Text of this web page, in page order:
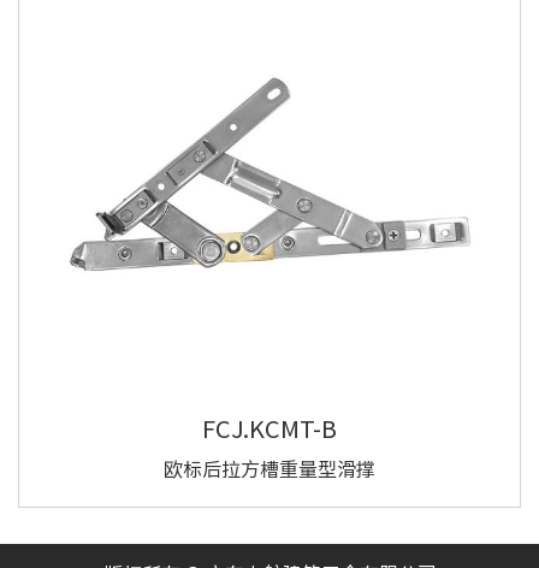
FCJ.KCMT-B
欧标后拉方槽重量型滑撑